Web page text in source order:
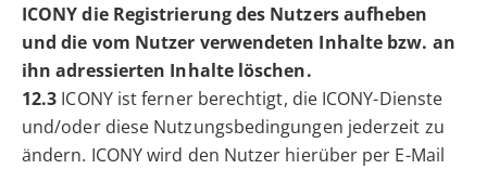
ICONY die Registrierung des Nutzers aufheben
und die vom Nutzer verwendeten Inhalte bzw. an
ihn adressierten Inhalte löschen.
12.3 ICONY ist ferner berechtigt, die ICONY-Dienste
und/oder diese Nutzungsbedingungen jederzeit zu
ändern. ICONY wird den Nutzer hierüber per E-Mail